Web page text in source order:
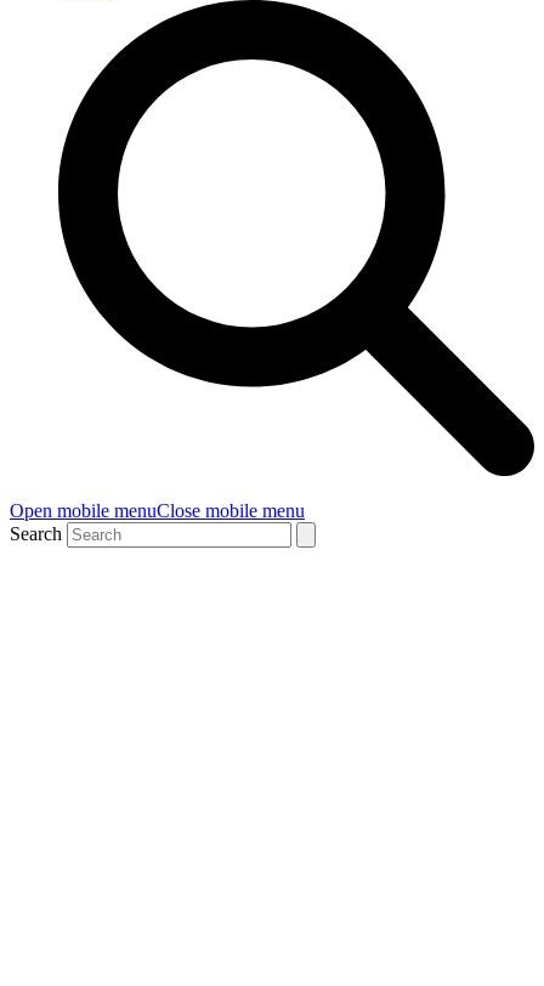
Open mobile menuClose mobile menu
Search